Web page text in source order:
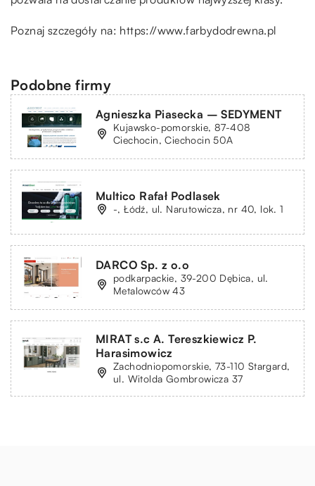
Poznaj szczegóły na: https://www.farbydodrewna.pl
Podobne firmy
Agnieszka Piasecka – SEDYMENT
Kujawsko-pomorskie, 87-408
Ciechocin, Ciechocin 50A
Multico Rafał Podlasek
-, Łódź, ul. Narutowicza, nr 40, lok. 1
DARCO Sp. z o.o
podkarpackie, 39-200 Dębica, ul.
Metalowców 43
MIRAT s.c A. Tereszkiewicz P.
Harasimowicz
Zachodniopomorskie, 73-110 Stargard,
ul. Witolda Gombrowicza 37